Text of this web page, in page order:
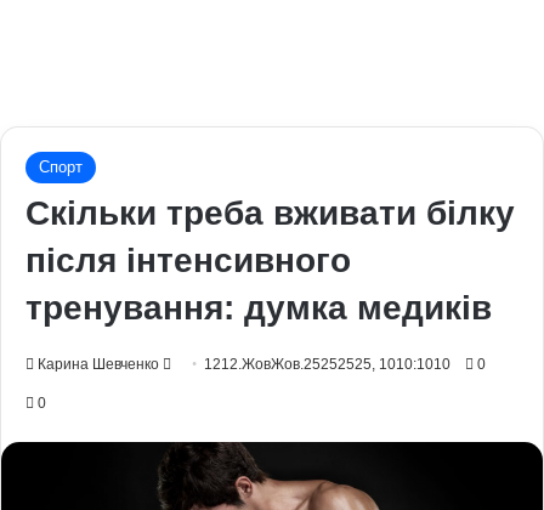
Спорт
Скільки треба вживати білку
після інтенсивного
тренування: думка медиків
Карина Шевченко
Send 1212.ЖовЖов.25252525, 1010:1010 0
0